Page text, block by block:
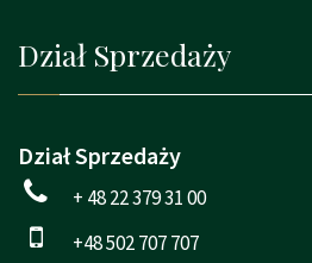
Dział Sprzedaży
Dział Sprzedaży
+ 48 22 379 31 00
+48 502 707 707